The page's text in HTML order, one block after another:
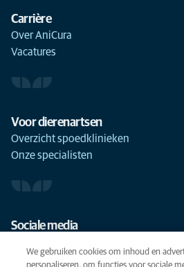
Carrière
Over AniCura
Vacatures
Voor dierenartsen
Overzicht spoedklinieken
Onze specialisten
Sociale media
We gebruiken cookies om inhoud en